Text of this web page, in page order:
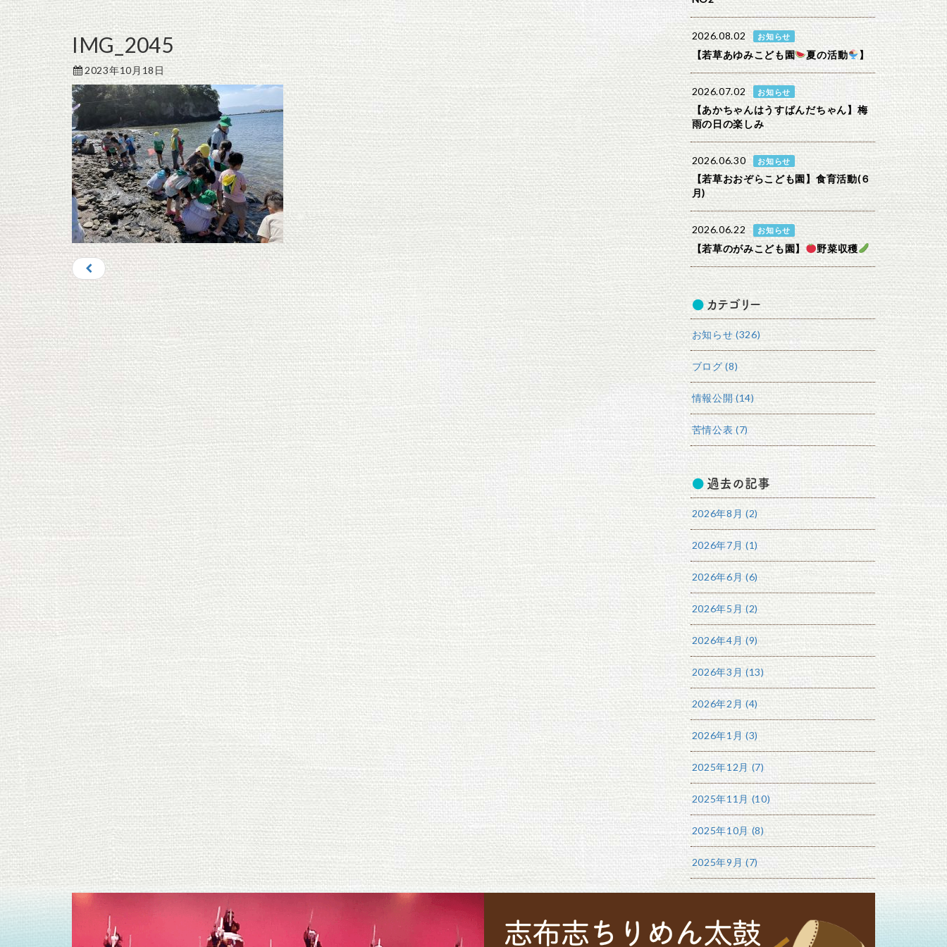
IMG_2045
2023年10月18日
2026.08.02 お知らせ
【若草あゆみこども園 夏の活動 】
2026.07.02 お知らせ
【あかちゃんはうすぱんだちゃん】梅
雨の日の楽しみ
2026.06.30 お知らせ
【若草おおぞらこども園】食育活動(６
月)
2026.06.22 お知らせ
【若草のがみこども園】 野菜収穫
カテゴリー
お知らせ (326)
ブログ (8)
情報公開 (14)
苦情公表 (7)
過去の記事
2026年8月 (2)
2026年7月 (1)
2026年6月 (6)
2026年5月 (2)
2026年4月 (9)
2026年3月 (13)
2026年2月 (4)
2026年1月 (3)
2025年12月 (7)
2025年11月 (10)
2025年10月 (8)
2025年9月 (7)